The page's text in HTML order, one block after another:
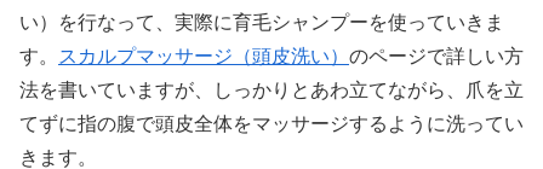
い）を行なって、実際に育毛シャンプーを使っていきま
す。
スカルプマッサージ（頭皮洗い） のページで詳しい方
法を書いていますが、しっかりとあわ立てながら、爪を立
てずに指の腹で頭皮全体をマッサージするように洗ってい
きます。